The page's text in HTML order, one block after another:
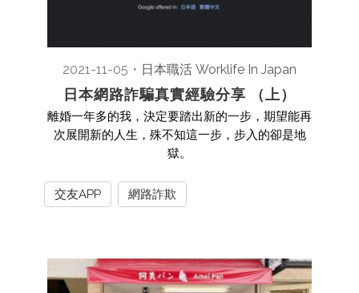
2021-11-05 ・ 日本職活 Worklife In Japan
日本網路詐騙真實經驗分享 （上）
離婚一年多的我，決定要踏出新的一步，期望能再
次展開新的人生，殊不知這一步，步入的卻是地
獄。
交友APP 網路詐欺